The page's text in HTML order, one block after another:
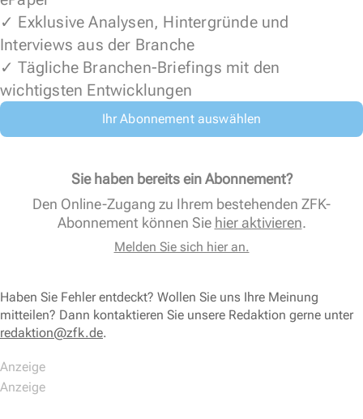
✓ Exklusive Analysen, Hintergründe und
Interviews aus der Branche
✓ Tägliche Branchen-Briefings mit den
wichtigsten Entwicklungen
Ihr Abonnement auswählen
Sie haben bereits ein Abonnement?
Den Online-Zugang zu Ihrem bestehenden ZFK-
Abonnement können Sie hier aktivieren.
Melden Sie sich hier an.
Haben Sie Fehler entdeckt? Wollen Sie uns Ihre Meinung
mitteilen? Dann kontaktieren Sie unsere Redaktion gerne unter
redaktion@zfk.de.